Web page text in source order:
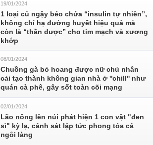
19/01/2024
1 loại củ ngậy béo chứa “insulin tự nhiên”,
không chỉ hạ đường huyết hiệu quả mà
còn là “thần dược” cho tim mạch và xương
khớp
08/01/2024
Chuồng gà bỏ hoang được nữ chủ nhân
cải tạo thành không gian nhà ở ''chill'' như
quán cà phê, gây sốt toàn cõi mạng
02/01/2024
Lão nông lên núi phát hiện 1 con vật "đen
sì" kỳ lạ, cảnh sát lập tức phong tỏa cả
ngôi làng